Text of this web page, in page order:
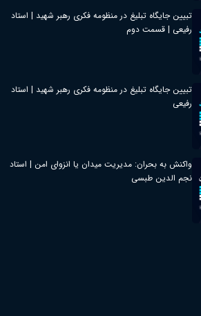
در منظومه فکری رهبر شهید | استاد
در منظومه فکری رهبر شهید | استاد
مدیریت میدان یا انزوای امن | استاد